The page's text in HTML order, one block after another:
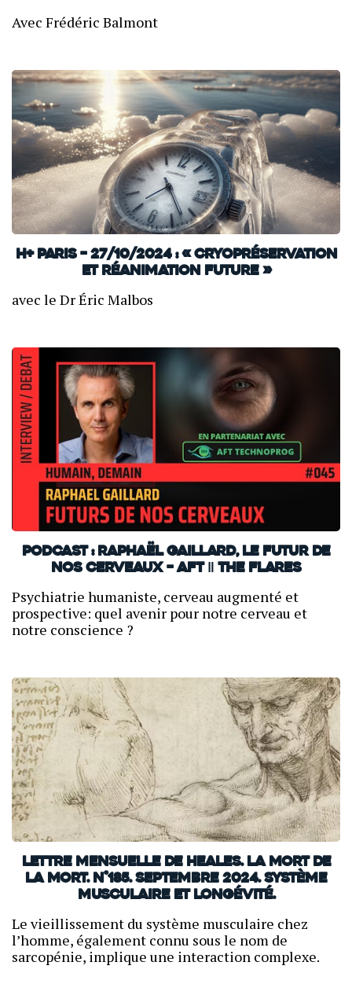
Avec Frédéric Balmont
H+ Paris – 27/10/2024 : « Cryopréservation
et réanimation future »
avec le Dr Éric Malbos
PODCAST : Raphaël Gaillard, le futur de
nos cerveaux – AFT ‖ THE FLARES
Psychiatrie humaniste, cerveau augmenté et
prospective: quel avenir pour notre cerveau et
notre conscience ?
Lettre mensuelle de Heales. La mort de
la mort. N°185. Septembre 2024. Système
musculaire et longévité.
Le vieillissement du système musculaire chez
l’homme, également connu sous le nom de
sarcopénie, implique une interaction complexe.